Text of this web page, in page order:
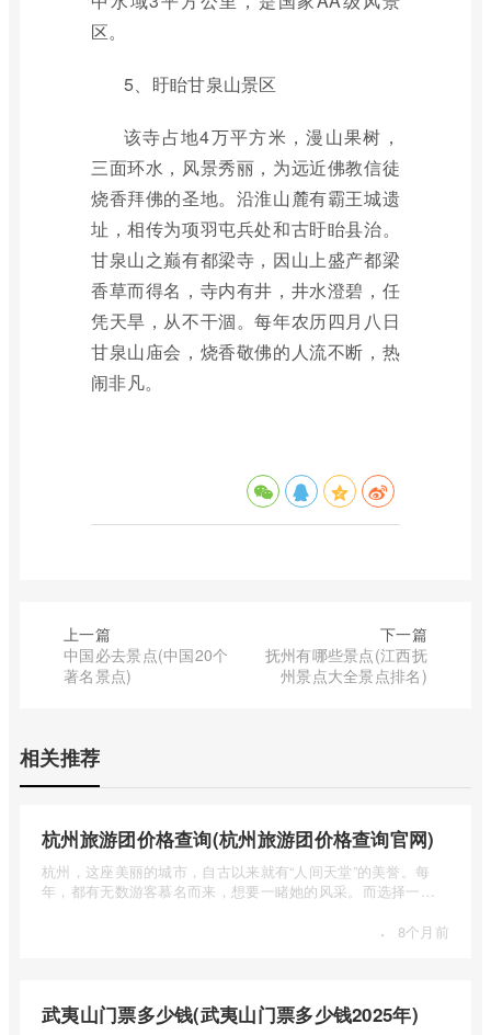
区。
5、盱眙甘泉山景区
该寺占地4万平方米，漫山果树，
三面环水，风景秀丽，为远近佛教信徒
烧香拜佛的圣地。沿淮山麓有霸王城遗
址，相传为项羽屯兵处和古盱眙县治。
甘泉山之巅有都梁寺，因山上盛产都梁
香草而得名，寺内有井，井水澄碧，任
凭天旱，从不干涸。每年农历四月八日
甘泉山庙会，烧香敬佛的人流不断，热
闹非凡。
上一篇
中国必去景点(中国20个
著名景点)
下一篇
抚州有哪些景点(江西抚
州景点大全景点排名)
相关推荐
杭州旅游团价格查询(杭州旅游团价格查询官网)
杭州，这座美丽的城市，自古以来就有“人间天堂”的美誉。每
年，都有无数游客慕名而来，想要一睹她的风采。而选择一个
· 8个月前
武夷山门票多少钱(武夷山门票多少钱2025年)